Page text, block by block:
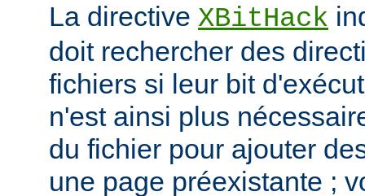
La directive XBitHack
doit rechercher des
fichiers si leur bit
n'est ainsi plus
du fichier pour ajouter
une page préexistante ;